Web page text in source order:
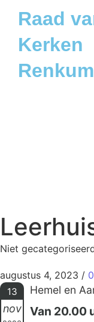
Raad
Kerken
Niet
augustus 4, 2023 /
13
nov
Hemel en
Van 20.00